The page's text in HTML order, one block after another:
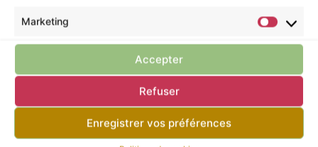
Marketing
Accepter
Refuser
Enregistrer vos préférences
Tic tac, nous arrivons prochainement.